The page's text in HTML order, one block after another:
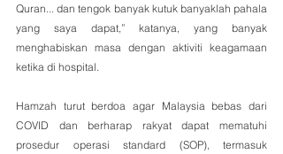
Quran... dan tengok banyak kutuk banyaklah pahala
yang saya dapat,” katanya, yang banyak
menghabiskan masa dengan aktiviti keagamaan
ketika di hospital.
Hamzah turut berdoa agar Malaysia bebas dari
COVID dan berharap rakyat dapat mematuhi
prosedur operasi standard (SOP), termasuk